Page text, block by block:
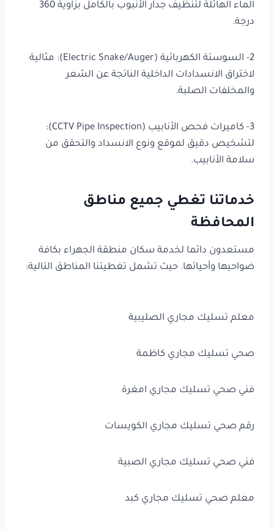
الماء الهائلة لتنظيف جدار الأنبوب بالكامل بزاوية 360
درجة.
2- السوستة الكهربائية (Electric Snake/Auger): مثالية
لاختراق الانسدادات الداخلية الناتجة عن الشعر
والمخلفات الصلبة.
3- كاميرات فحص الأنابيب (CCTV Pipe Inspection):
لتشخيص دقيق لموقع ونوع الانسداد والتحقق من
سلامة الأنابيب.
خدماتنا تغطي جميع مناطق
المحافظة
مستعدون دائما لخدمة سكان منطقة الجهراء بكافة
ضواحيها وأحيائها. حيث تشمل تغطيتنا المناطق التالية:
معلم تسليك مجاري الصليبية
صحي تسليك مجاري كاظمة
فني صحي تسليك مجاري امغرة
رقم صحي تسليك مجاري الكويسات
فني صحي تسليك مجاري الصبية
معلم صحي تسليك مجاري كبد